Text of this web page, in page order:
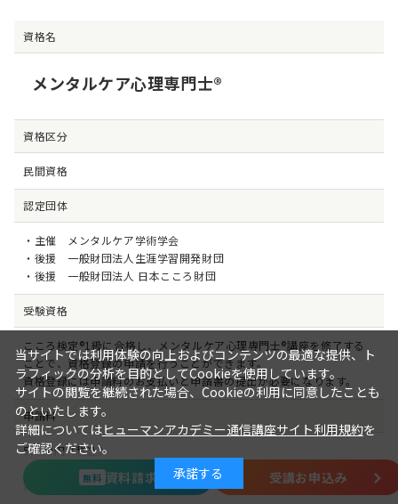
資格名
メンタルケア心理専門士®
資格区分
民間資格
認定団体
・主催 メンタルケア学術学会
・後援 一般財団法人生涯学習開発財団
・後援 一般財団法人 日本こころ財団
受験資格
こころ検定®1級に合格し、メンタルケア心理専門士®講座を修了する
ことで、資格登録の申請を行うことができます。
資格登録には申請料のお支払いと申請書の提出が必要になります。
申請料
5,600円（税込）
試験概要 無料 資料請求 受講お申込み
当サイトでは利用体験の向上およびコンテンツの最適な提供、ト
ラフィックの分析を目的としてCookieを使用しています。
サイトの閲覧を継続された場合、Cookieの利用に同意したことも
のといたします。
詳細についてはヒューマンアカデミー通信講座サイト利用規約を
ご確認ください。
承諾する